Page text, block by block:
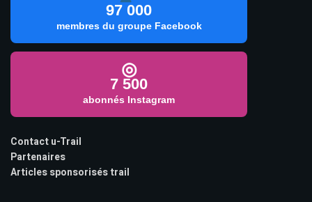
97 000
membres du groupe Facebook
◎
7 500
abonnés Instagram
Contact u-Trail
Partenaires
Articles sponsorisés trail